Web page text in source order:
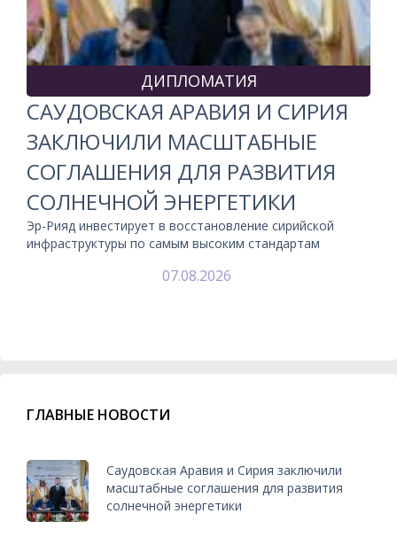
ДИПЛОМАТИЯ
САУДОВСКАЯ АРАВИЯ И СИРИЯ
ЗАКЛЮЧИЛИ МАСШТАБНЫЕ
СОГЛАШЕНИЯ ДЛЯ РАЗВИТИЯ
СОЛНЕЧНОЙ ЭНЕРГЕТИКИ
Эр-Рияд инвестирует в восстановление сирийской
инфраструктуры по самым высоким стандартам
07.08.2026
ГЛАВНЫЕ НОВОСТИ
Саудовская Аравия и Сирия заключили
масштабные соглашения для развития
солнечной энергетики